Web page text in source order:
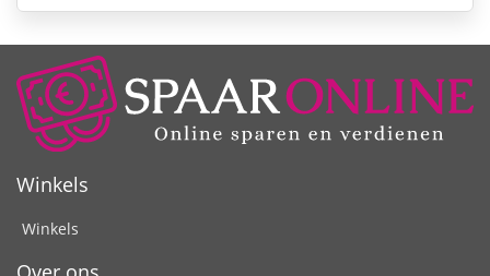
Winkels
Winkels